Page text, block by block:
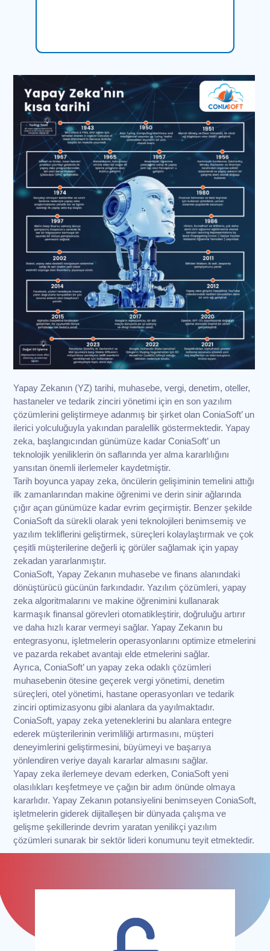
Yapay Zekanın (YZ) tarihi, muhasebe, vergi, denetim, oteller,
hastaneler ve tedarik zinciri yönetimi için en son yazılım
çözümlerini geliştirmeye adanmış bir şirket olan ConiaSoft’ un
ilerici yolculuğuyla yakından paralellik göstermektedir. Yapay
zeka, başlangıcından günümüze kadar ConiaSoft’ un
teknolojik yeniliklerin ön saflarında yer alma kararlılığını
yansıtan önemli ilerlemeler kaydetmiştir.
Tarih boyunca yapay zeka, öncülerin gelişiminin temelini attığı
ilk zamanlarından makine öğrenimi ve derin sinir ağlarında
çığır açan günümüze kadar evrim geçirmiştir. Benzer şekilde
ConiaSoft da sürekli olarak yeni teknolojileri benimsemiş ve
yazılım tekliflerini geliştirmek, süreçleri kolaylaştırmak ve çok
çeşitli müşterilerine değerli iç görüler sağlamak için yapay
zekadan yararlanmıştır.
ConiaSoft, Yapay Zekanın muhasebe ve finans alanındaki
dönüştürücü gücünün farkındadır. Yazılım çözümleri, yapay
zeka algoritmalarını ve makine öğrenimini kullanarak
karmaşık finansal görevleri otomatikleştirir, doğruluğu artırır
ve daha hızlı karar vermeyi sağlar. Yapay Zekanın bu
entegrasyonu, işletmelerin operasyonlarını optimize etmelerini
ve pazarda rekabet avantajı elde etmelerini sağlar.
Ayrıca, ConiaSoft’ un yapay zeka odaklı çözümleri
muhasebenin ötesine geçerek vergi yönetimi, denetim
süreçleri, otel yönetimi, hastane operasyonları ve tedarik
zinciri optimizasyonu gibi alanlara da yayılmaktadır.
ConiaSoft, yapay zeka yeteneklerini bu alanlara entegre
ederek müşterilerinin verimliliği artırmasını, müşteri
deneyimlerini geliştirmesini, büyümeyi ve başarıya
yönlendiren veriye dayalı kararlar almasını sağlar.
Yapay zeka ilerlemeye devam ederken, ConiaSoft yeni
olasılıkları keşfetmeye ve çağın bir adım önünde olmaya
kararlıdır. Yapay Zekanın potansiyelini benimseyen ConiaSoft,
işletmelerin giderek dijitalleşen bir dünyada çalışma ve
gelişme şekillerinde devrim yaratan yenilikçi yazılım
çözümleri sunarak bir sektör lideri konumunu teyit etmektedir.